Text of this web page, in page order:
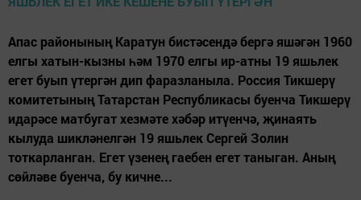
Апас районының Каратун бистәсендә бергә яшәгән 1960
елгы хатын-кызны һәм 1970 елгы ир-атны 19 яшьлек
егет буып үтергән дип фаразланыла. Россия Тикшерү
комитетының Татарстан Республикасы буенча Тикшерү
идарәсе матбугат хезмәте хәбәр итүенчә, җинаять
кылуда шикләнелгән 19 яшьлек Сергей Золин
тоткарланган. Егет үзенең гаебен егет таныган. Аның
сөйләве буенча, бу кичне...